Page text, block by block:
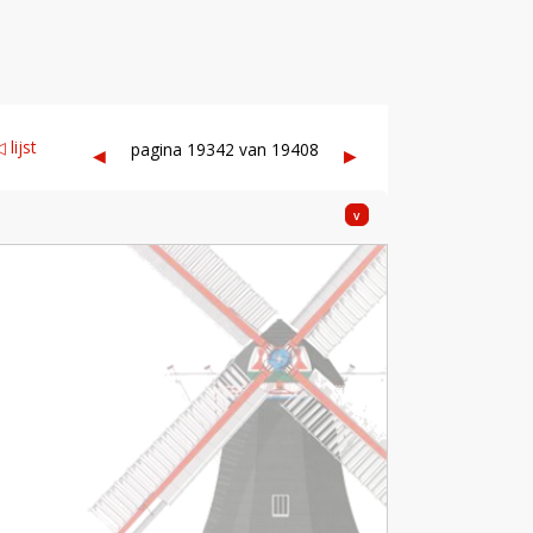
lijst ◀︎ pagina 19342 van 19408 ▶︎
v